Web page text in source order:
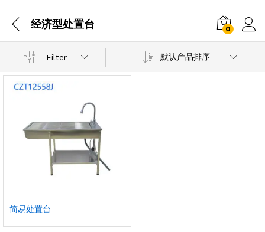
经济型处置台 0
Filter 默认产品排序
简易处置台